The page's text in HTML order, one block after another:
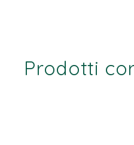
Prodotti